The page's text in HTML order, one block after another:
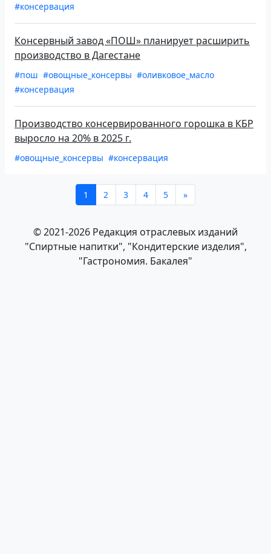
#консервация
Консервный завод «ПОШ» планирует расширить
производство в Дагестане
#пош #овощные_консервы #оливковое_масло
#консервация
Производство консервированного горошка в КБР
выросло на 20% в 2025 г.
#овощные_консервы #консервация
1 2 3 4 5 »
© 2021-2026 Редакция отраслевых изданий
"Спиртные напитки", "Кондитерские изделия",
"Гастрономия. Бакалея"